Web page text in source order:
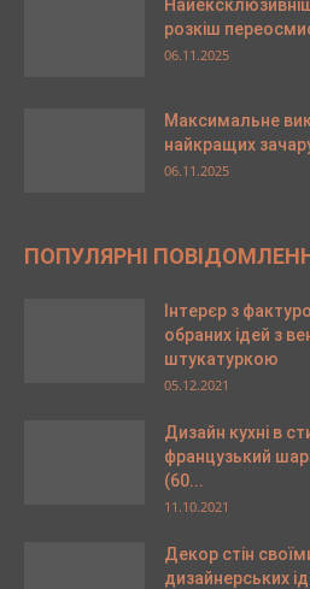
розкіш
06.11.2025
Максимальне
найкращих
06.11.2025
ПОПУЛЯРНІ
Інтерєр з
обраних ідей з
штукатуркою
05.12.2021
Дизайн кухні в
французький
(60...
11.10.2021
Декор стін
дизайнерських